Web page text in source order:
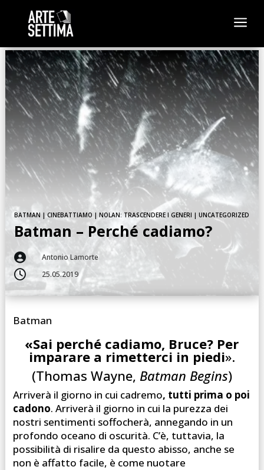
a
BATMAN |CINEBATTIAMO | NOLAN: TRASCENDERE I GENERI | UNCATEGORIZED
Batman – Perché cadiamo?
 Antonio Lamorte
 25.05.2019
Batman
«Sai perché cadiamo, Bruce? Per
imparare a rimetterci in piedi».
(Thomas Wayne, Batman Begins)
Arriverà il giorno in cui cadremo, tutti prima o poi
cadono. Arriverà il giorno in cui la purezza dei
nostri sentimenti soffocherà, annegando in un
profondo oceano di oscurità. C’è, tuttavia, la
possibilità di risalire da questo abisso, anche se
non è affatto facile, è come nuotare